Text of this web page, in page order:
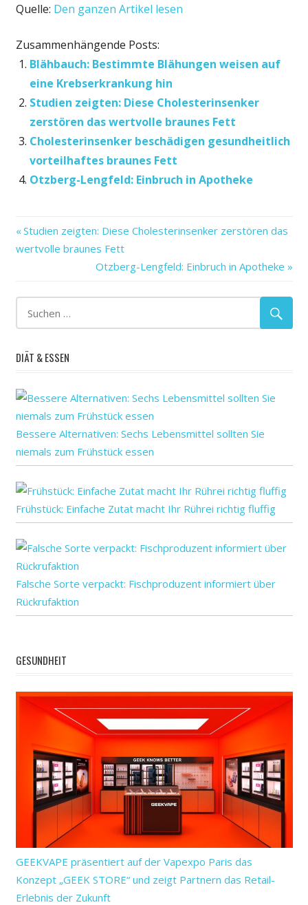
Quelle: Den ganzen Artikel lesen
Zusammenhängende Posts:
Blähbauch: Bestimmte Blähungen weisen auf
eine Krebserkrankung hin
Studien zeigten: Diese Cholesterinsenker
zerstören das wertvolle braunes Fett
Cholesterinsenker beschädigen gesundheitlich
vorteilhaftes braunes Fett
Otzberg-Lengfeld: Einbruch in Apotheke
Diese
Lebensmittel
Lebensmittelvergiftung:
man
verzichten!
Beitragsnavigation
Vorheriger
Beitrag:
Studien zeigten: Diese Cholesterinsenker zerstören das
wertvolle braunes Fett
Nächster
Otzberg-Lengfeld: Einbruch in Apotheke
DIÄT & ESSEN
Bessere Alternativen: Sechs Lebensmittel sollten Sie
niemals zum Frühstück essen
Frühstück: Einfache Zutat macht Ihr Rührei richtig fluffig
Falsche Sorte verpackt: Fischproduzent informiert über
Rückrufaktion
GESUNDHEIT
GEEKVAPE präsentiert auf der Vapexpo Paris das
Konzept „GEEK STORE“ und zeigt Partnern das Retail-
Erlebnis der Zukunft